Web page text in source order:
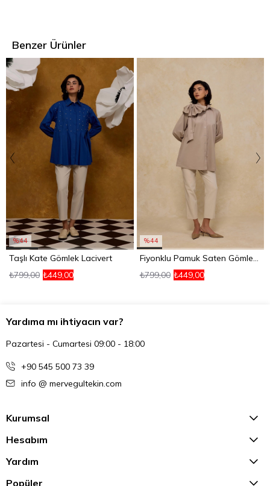
Benzer Ürünler
%44
Taşlı Kate Gömlek Lacivert
₺449,00
₺799,00
%44
Fiyonklu Pamuk Saten Gömlek Gri
₺449,00
₺799,00
Yardıma mı ihtiyacın var?
Pazartesi - Cumartesi 09:00 - 18:00
+90 545 500 73 39
info @ mervegultekin.com
Kurumsal
Hesabım
Yardım
Popüler